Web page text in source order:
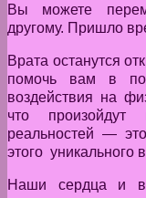
Вы можете
другому. Пришло
Врата останутся
помочь вам в
воздействия на
что
реальностей —
этого уникального
Наши сердца и